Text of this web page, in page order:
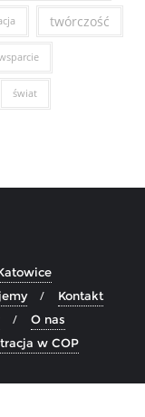
twórczość
świat
Kontakt
O nas
w COP